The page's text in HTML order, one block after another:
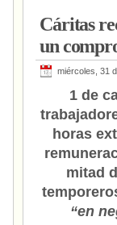
Cáritas
un
miércoles, 31
1 de
horas
mitad
“en